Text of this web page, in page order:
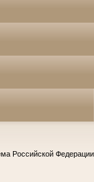
Российской